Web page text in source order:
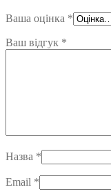
Ваша оцінка *
Ваш відгук *
Назва *
Email *